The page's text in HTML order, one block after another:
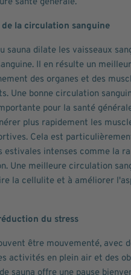
la circulation sanguine
sauna dilate les vaisseaux
Il en résulte un meilleur
des organes et des
Une bonne circulation
pour la santé
plus rapidement les
Cela est
estivales intenses comme la
Une meilleure circulation
la cellulite et à améliorer
du stress
être mouvementé, avec
activités en plein air et des